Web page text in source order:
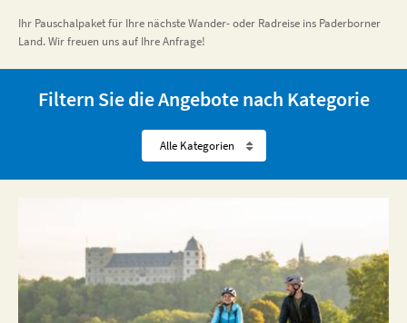
Ihr Pauschalpaket für Ihre nächste Wander- oder Radreise ins Paderborner
Land. Wir freuen uns auf Ihre Anfrage!
Filtern Sie die Angebote nach Kategorie